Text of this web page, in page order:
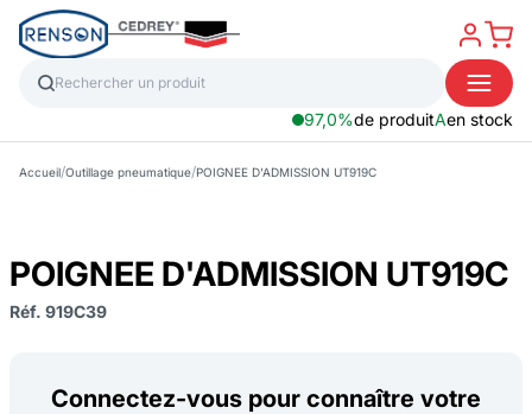
97,0%de produitAen stock
Accueil/Outillage pneumatique/POIGNEE D'ADMISSION UT919C
POIGNEE D'ADMISSION UT919C
Réf. 919C39
Connectez-vous pour connaître votre